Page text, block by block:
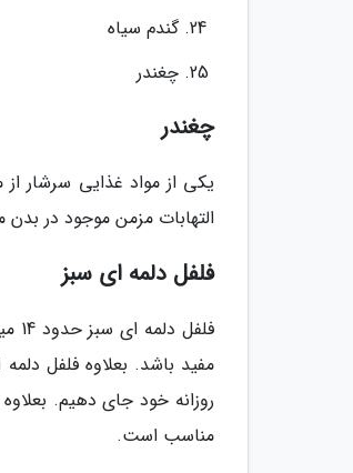
گندم سیاه
چغندر
چغندر
التهابات مزمن موجود در
فلفل دلمه ای سبز
مفید باشد. بعلاوه فلفل
روزانه خود جای دهیم.
مناسب است.